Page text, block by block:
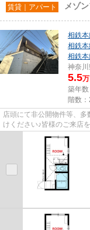
賃貸｜アパート メゾ
相鉄本
相鉄本
相鉄本
神奈
5.5
築年数
階数
店頭にて非公開物件等、
けください♪皆様のご来店